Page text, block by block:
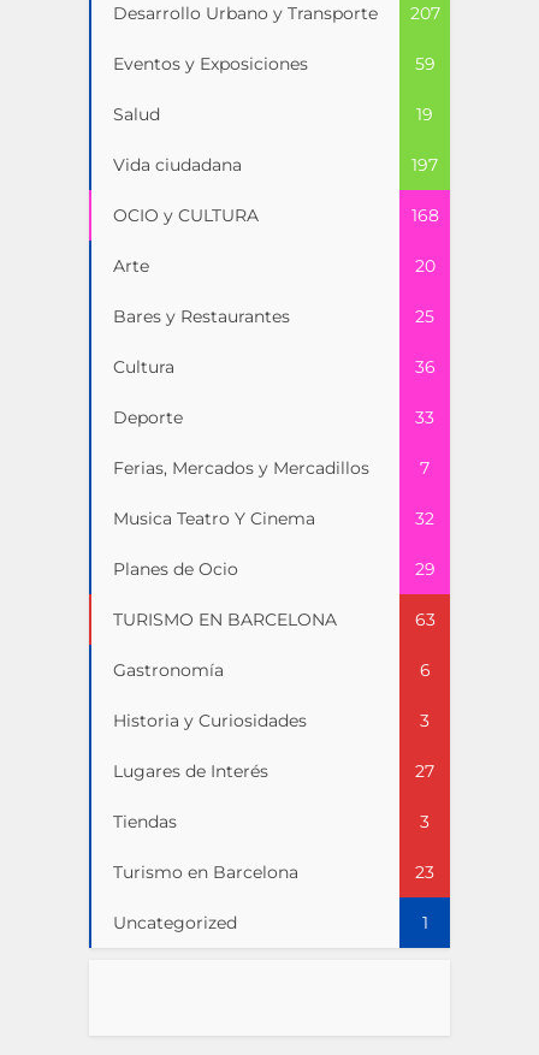
Desarrollo Urbano y Transporte 207
Eventos y Exposiciones 59
Salud 19
Vida ciudadana 197
OCIO y CULTURA 168
Arte 20
Bares y Restaurantes 25
Cultura 36
Deporte 33
Ferias, Mercados y Mercadillos 7
Musica Teatro Y Cinema 32
Planes de Ocio 29
TURISMO EN BARCELONA 63
Gastronomía 6
Historia y Curiosidades 3
Lugares de Interés 27
Tiendas 3
Turismo en Barcelona 23
Uncategorized 1